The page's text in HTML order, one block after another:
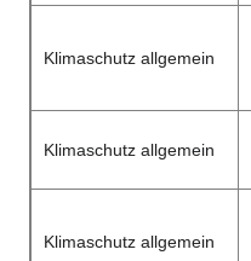
Klimaschutz allgemein
Klimaschutz allgemein
Klimaschutz allgemein